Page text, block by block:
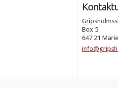
Box 5
647 21